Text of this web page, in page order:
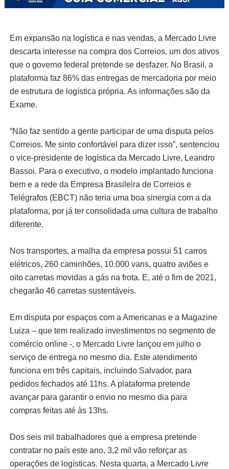
Em expansão na logística e nas vendas, a Mercado Livre
descarta interesse na compra dos Correios, um dos ativos
que o governo federal pretende se desfazer. No Brasil, a
plataforma faz 86% das entregas de mercadoria por meio
de estrutura de logística própria. As informações são da
Exame.
“Não faz sentido a gente participar de uma disputa pelos
Correios. Me sinto confortável para dizer isso”, sentenciou
o vice-presidente de logística da Mercado Livre, Leandro
Bassoi. Para o executivo, o modelo implantado funciona
bem e a rede da Empresa Brasileira de Correios e
Telégrafos (EBCT) não teria uma boa sinergia com a da
plataforma, por já ter consolidada uma cultura de trabalho
diferente.
Nos transportes, a malha da empresa possui 51 carros
elétricos, 260 caminhões, 10.000 vans, quatro aviões e
oito carretas movidas a gás na frota. E, até o fim de 2021,
chegarão 46 carretas sustentáveis.
Em disputa por espaços com a Americanas e a Magazine
Luiza – que tem realizado investimentos no segmento de
comércio online -, o Mercado Livre lançou em julho o
serviço de entrega no mesmo dia. Este atendimento
funciona em três capitais, incluindo Salvador, para
pedidos fechados até 11hs. A plataforma pretende
avançar para garantir o envio no mesmo dia para
compras feitas até às 13hs.
Dos seis mil trabalhadores que a empresa pretende
contratar no país este ano, 3,2 mil vão reforçar as
operações de logísticas. Nesta quarta, a Mercado Livre